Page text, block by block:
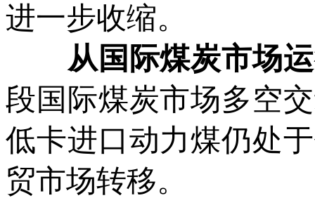
进一步收缩。
从国际煤炭市场
段国际煤炭市场多空
低卡进口动力煤仍处
贸市场转移。